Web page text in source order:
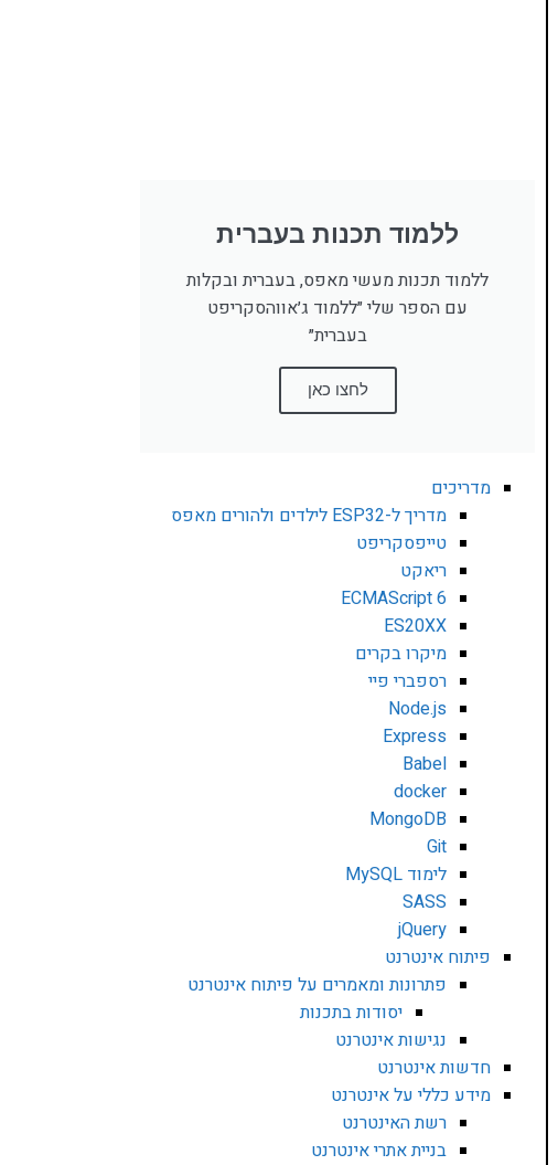
ללמוד תכנות בעברית
ללמוד תכנות מעשי מאפס, בעברית ובקלות
עם הספר שלי ״ללמוד ג׳אווהסקריפט
בעברית״
לחצו כאן
מדריכים
מדריך ל-ESP32 לילדים ולהורים מאפס
טייפסקריפט
ריאקט
ECMAScript 6
ES20XX
מיקרו בקרים
רספברי פיי
Node.js
Express
Babel
docker
MongoDB
Git
לימוד MySQL
SASS
jQuery
פיתוח אינטרנט
פתרונות ומאמרים על פיתוח אינטרנט
יסודות בתכנות
נגישות אינטרנט
חדשות אינטרנט
מידע כללי על אינטרנט
רשת האינטרנט
בניית אתרי אינטרנט